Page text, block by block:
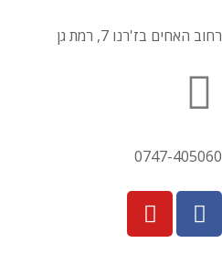
רחוב האחים בז'רנו 7, רמת גן
0747-405060